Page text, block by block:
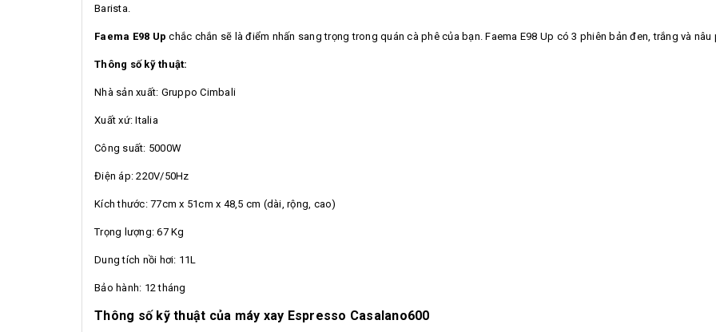
Barista.
Faema E98 Upchắc chắn sẽ là điểm nhấn sang trọng trong quán cà phê của bạn. Faema E98 Up có 3 phiên bản đen, trắng và
Thông số kỹ thuật:
Nhà sản xuất: Gruppo Cimbali
Xuất xứ: Italia
Công suất: 5000W
Điện áp: 220V/50Hz
Kích thước: 77cm x 51cm x 48,5 cm (dài, rộng, cao)
Trọng lượng: 67 Kg
Dung tích nồi hơi: 11L
Bảo hành: 12 tháng
Thông số kỹ thuật của máy xay Espresso Casalano600